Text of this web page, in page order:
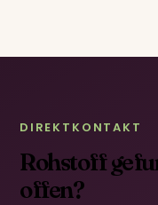
DIREKTKONTAKT
Rohstoff
offen?